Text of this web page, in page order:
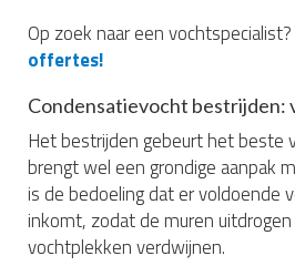
Op zoek naar een vochtspecialist?
offertes!
Condensatievocht bestrijden:
Het bestrijden gebeurt het beste
brengt wel een grondige aanpak
is de bedoeling dat er voldoende
inkomt, zodat de muren
vochtplekken verdwijnen.